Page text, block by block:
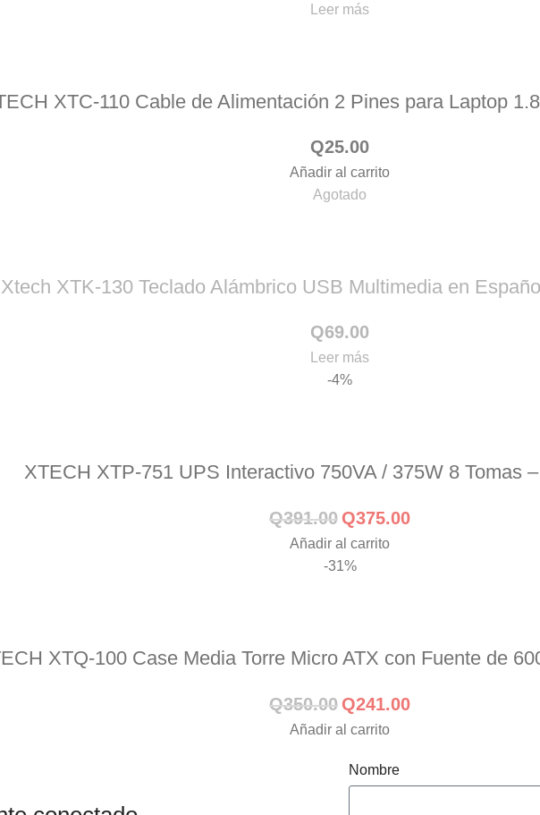
Leer más
XTC-110 Cable de Alimentación 2 Pines para Laptop
Q25.00
Añadir al carrito
Agotado
Xtech XTK-130 Teclado Alámbrico USB Multimedia en
Q69.00
Leer más
-4%
XTECH XTP-751 UPS Interactivo 750VA / 375W 8 Tomas
Q391.00 Q375.00
Añadir al carrito
-31%
XTQ-100 Case Media Torre Micro ATX con Fuente de
Q350.00 Q241.00
Añadir al carrito
Nombre